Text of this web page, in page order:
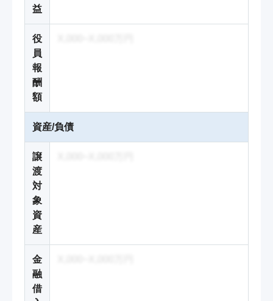
益
役
員
報
酬
額
資産/負債
譲
渡
対
象
資
産
金
融
借